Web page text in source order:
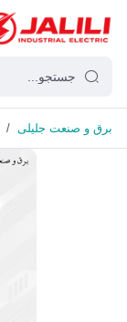
برق و صنعت جلیلی /